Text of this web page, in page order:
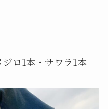
ロ1本・サワラ1本